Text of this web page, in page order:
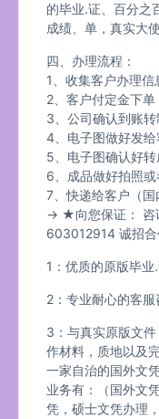
的毕业.证、百分之
成绩、单，真实大
四、办理流程：
1、收集客户办理信
2、客户付定金下单
3、公司确认到账转
4、电子图做好发给
5、电子图确认好转
6、成品做好拍照或
7、快递给客户（国
→ ★向您保证： 咨
603012914 诚招
1：优质的原版毕业
2：专业耐心的客服
3：与真实原版文
作材料，质地以及
一家自治的国外文
业务有：（国外文
凭，硕士文凭办理